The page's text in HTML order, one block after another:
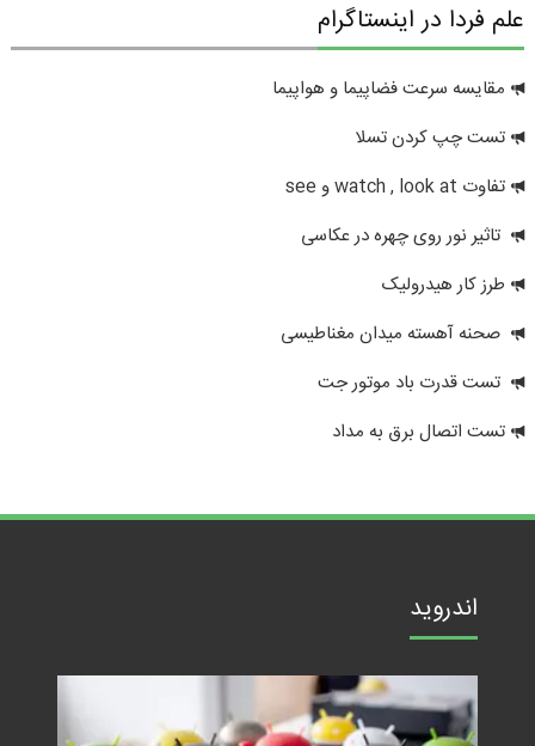
علم فردا در اینستاگرام
مقایسه سرعت فضاپیما و هواپیما
تست چپ کردن تسلا
تفاوت watch , look at و see
تاثیر نور روی چهره در عکاسی
طرز کار هیدرولیک
صحنه آهسته میدان مغناطیسی
تست قدرت باد موتور جت
تست اتصال برق به مداد
اندروید